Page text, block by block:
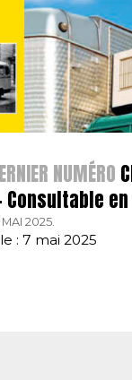
NUMÉRO
Consultable
2025.
: 7 mai 2025